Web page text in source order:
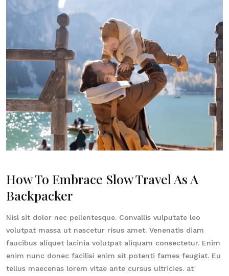
How To Embrace Slow Travel As A
Backpacker
Nisl sit dolor nec pellentesque. Convallis vulputate leo
volutpat massa ut nascetur risus amet. Venenatis diam
faucibus aliquet lacinia volutpat aliquam consectetur. Enim
enim nunc donec facilisi enim sit potenti fames feugiat. Eu
tellus maecenas lorem vitae ante cursus ultricies. at